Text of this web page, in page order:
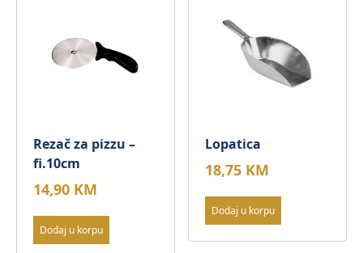
Rezač za pizzu –
fi.10cm
14,90 KM
Dodaj u korpu
Lopatica
18,75 KM
Dodaj u korpu